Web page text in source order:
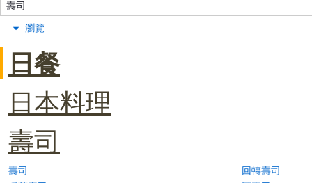
瀏覽
日餐
日本料理
壽司
壽司
回轉壽司